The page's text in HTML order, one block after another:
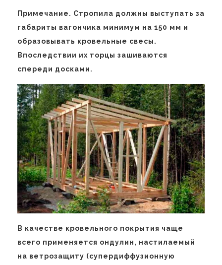
Примечание. Стропила должны выступать за
габариты вагончика минимум на 150 мм и
образовывать кровельные свесы.
Впоследствии их торцы зашиваются
спереди досками.
В качестве кровельного покрытия чаще
всего применяется ондулин, настилаемый
на ветрозащиту (супердиффузионную